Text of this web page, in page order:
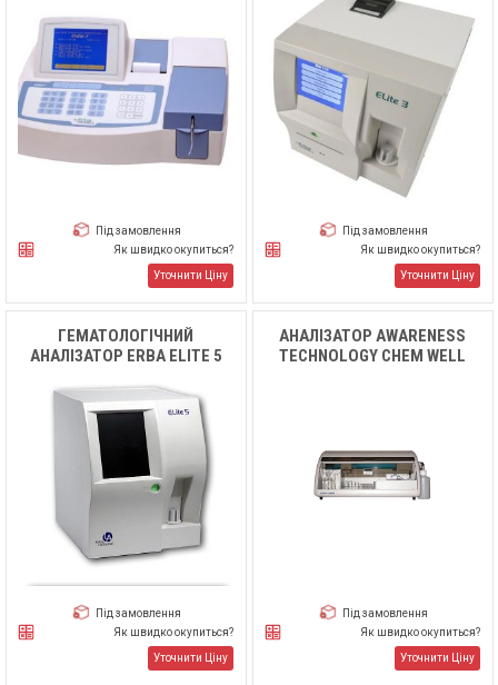
Під замовлення
Як швидко окупиться?
Уточнити Ціну
Під замовлення
Як швидко окупиться?
Уточнити Ціну
ГЕМАТОЛОГІЧНИЙ
АНАЛІЗАТОР ERBA ELITE 5
Під замовлення
Як швидко окупиться?
Уточнити Ціну
АНАЛІЗАТОР AWARENESS
TECHNOLOGY CHEM WELL
Під замовлення
Як швидко окупиться?
Уточнити Ціну